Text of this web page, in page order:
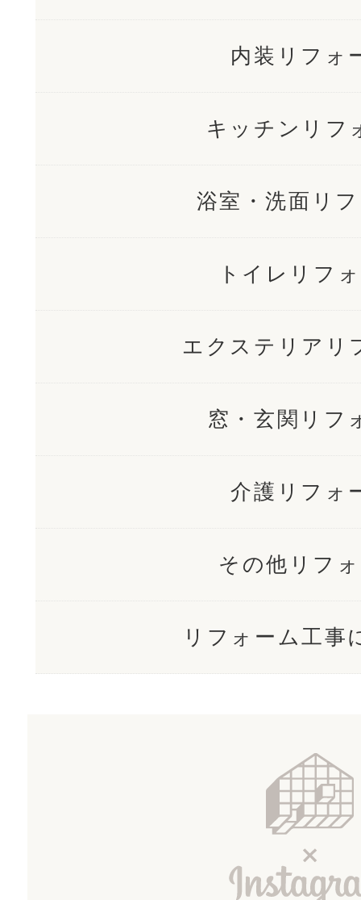
内装リフォ
キッチンリフ
浴室・洗面リ
トイレリフ
エクステリアリ
窓・玄関リフ
介護リフォ
その他リフ
リフォーム工事